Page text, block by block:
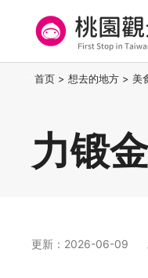
要
桃园观光导览网
首页 > 想去的地方 > 美
力锻
更新：2026-06-09